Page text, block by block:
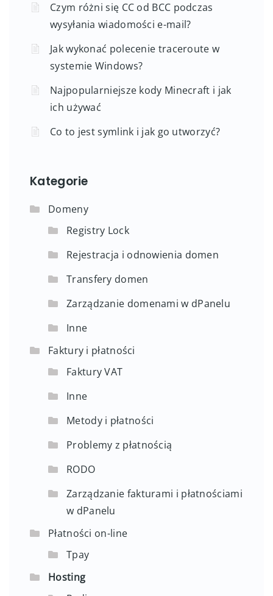
Czym różni się CC od BCC podczas
wysyłania wiadomości e-mail?
Jak wykonać polecenie traceroute w
systemie Windows?
Najpopularniejsze kody Minecraft i jak
ich używać
Co to jest symlink i jak go utworzyć?
Kategorie
Domeny
Registry Lock
Rejestracja i odnowienia domen
Transfery domen
Zarządzanie domenami w dPanelu
Inne
Faktury i płatności
Faktury VAT
Inne
Metody i płatności
Problemy z płatnością
RODO
Zarządzanie fakturami i płatnościami
w dPanelu
Płatności on-line
Tpay
Hosting